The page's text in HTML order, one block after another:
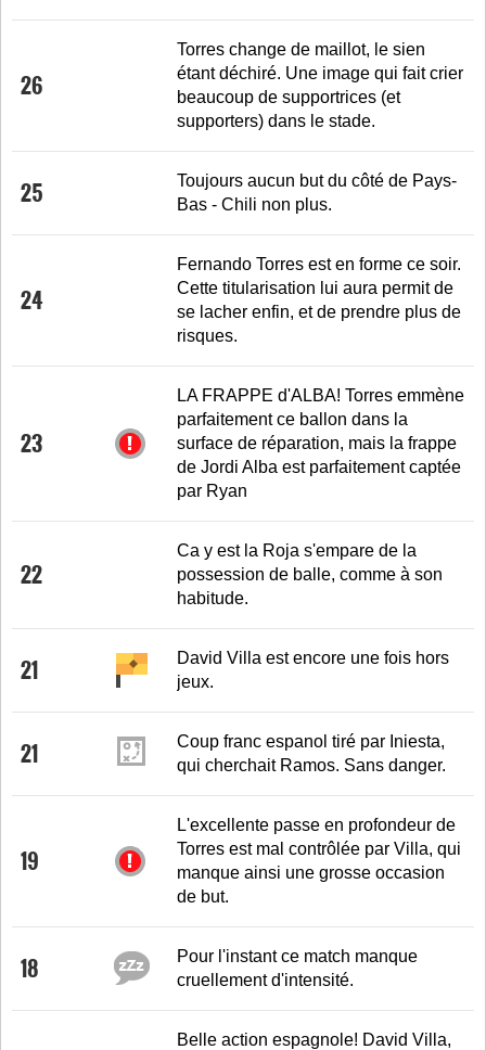
26
Torres change de maillot, le sien
étant déchiré. Une image qui fait crier
beaucoup de supportrices (et
supporters) dans le stade.
25
Toujours aucun but du côté de Pays-
Bas - Chili non plus.
24
Fernando Torres est en forme ce soir.
Cette titularisation lui aura permit de
se lacher enfin, et de prendre plus de
risques.
23
LA FRAPPE d'ALBA! Torres emmène
parfaitement ce ballon dans la
surface de réparation, mais la frappe
de Jordi Alba est parfaitement captée
par Ryan
22
Ca y est la Roja s'empare de la
possession de balle, comme à son
habitude.
21
David Villa est encore une fois hors
jeux.
21
Coup franc espanol tiré par Iniesta,
qui cherchait Ramos. Sans danger.
19
L'excellente passe en profondeur de
Torres est mal contrôlée par Villa, qui
manque ainsi une grosse occasion
de but.
18
Pour l'instant ce match manque
cruellement d'intensité.
Belle action espagnole! David Villa,